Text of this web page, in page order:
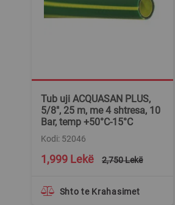
Tub uji ACQUASAN PLUS,
5/8", 25 m, me 4 shtresa, 10
Bar, temp +50°C-15°C
Special
Price
1,999 Lekë 2,750 Lekë
Kodi: 52046
Shto te Krahasimet